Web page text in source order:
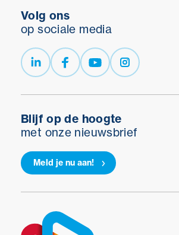
Blijf op de hoogte
met onze nieuwsbrief
Meld je nu aan!
Volg ons
op sociale media